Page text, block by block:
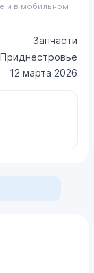
и в мобильном
Запчасти
12 марта 2026